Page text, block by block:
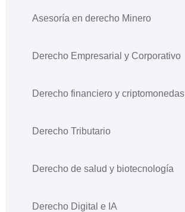
Asesoría en derecho Minero
Derecho Empresarial y Corporativo
Derecho financiero y criptomonedas
Derecho Tributario
Derecho de salud y biotecnología
Derecho Digital e IA